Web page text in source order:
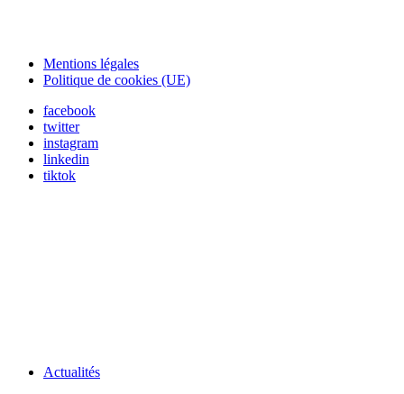
Mentions légales
Politique de cookies (UE)
facebook
twitter
instagram
linkedin
tiktok
Actualités